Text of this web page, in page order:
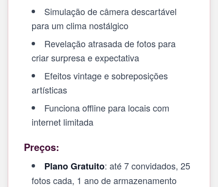
Simulação de câmera descartável
para um clima nostálgico
Revelação atrasada de fotos para
criar surpresa e expectativa
Efeitos vintage e sobreposições
artísticas
Funciona offline para locais com
internet limitada
Preços:
Plano Gratuito: até 7 convidados, 25
fotos cada, 1 ano de armazenamento